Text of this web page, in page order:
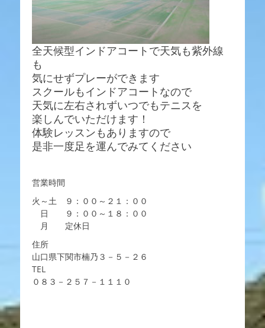
全天候型インドアコートで天気も紫外線
も
気にせずプレーができます
スクールもインドアコートなので
天気に左右されずいつでもテニスを
楽しんでいただけます！
体験レッスンもありますので
是非一度足を運んでみてください
営業時間
火～土 ９：００～２１：００
日 ９：００～１８：００
月 定休日
住所
山口県下関市楠乃３－５－２６
TEL
０８３－２５７－１１１０